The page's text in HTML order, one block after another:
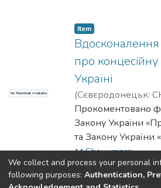
No Thumbnail Available
Item
Вдосконалення
про концесійну
Україні
(Сєвєродонецьк:
Терещенко, С. В.;
Прокоментовано
Закону України
та Закону України
будівництво та
автомобільних
Здійснено аналіз
Show more
We collect and process your personal
following purposes: Authentication,